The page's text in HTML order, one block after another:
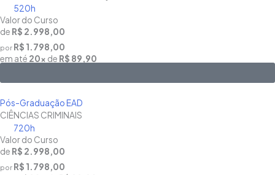
520h
Valor do Curso
de R$ 2.998,00
por R$ 1.798,00
em até 20x de R$ 89,90
Pós-Graduação EAD
CIÊNCIAS CRIMINAIS
720h
Valor do Curso
de R$ 2.998,00
por R$ 1.798,00